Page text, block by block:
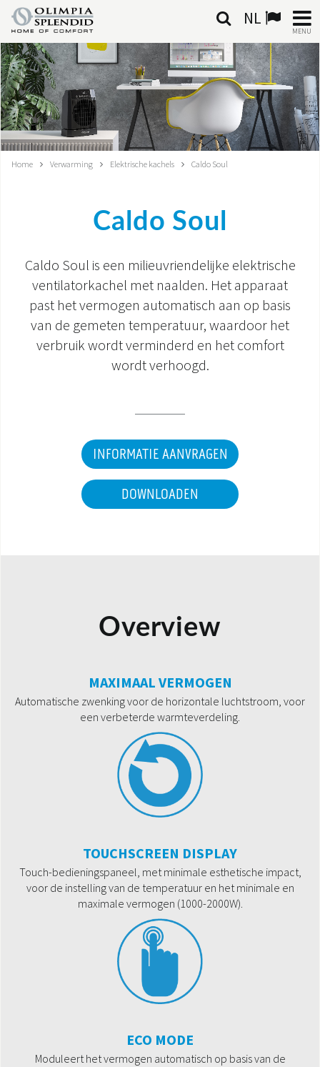
NL
MENU
NEDERLANDSE
HOME
KLIMAATREGELING
VERWARMING
CONTACTEN
WERELD OS
DOCUMENTATIE PRODUCTEN
Home Verwarming Elektrische kachels Caldo Soul
Caldo Soul
Caldo Soul is een milieuvriendelijke elektrische
ventilatorkachel met naalden. Het apparaat
past het vermogen automatisch aan op basis
van de gemeten temperatuur, waardoor het
verbruik wordt verminderd en het comfort
wordt verhoogd.
INFORMATIE AANVRAGEN
DOWNLOADEN
Overview
MAXIMAAL VERMOGEN
Automatische zwenking voor de horizontale luchtstroom, voor
een verbeterde warmteverdeling.
TOUCHSCREEN DISPLAY
Touch-bedieningspaneel, met minimale esthetische impact,
voor de instelling van de temperatuur en het minimale en
maximale vermogen (1000-2000W).
ECO MODE
Moduleert het vermogen automatisch op basis van de